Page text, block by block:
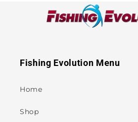
Fishing Evolution Menu
Home
Shop